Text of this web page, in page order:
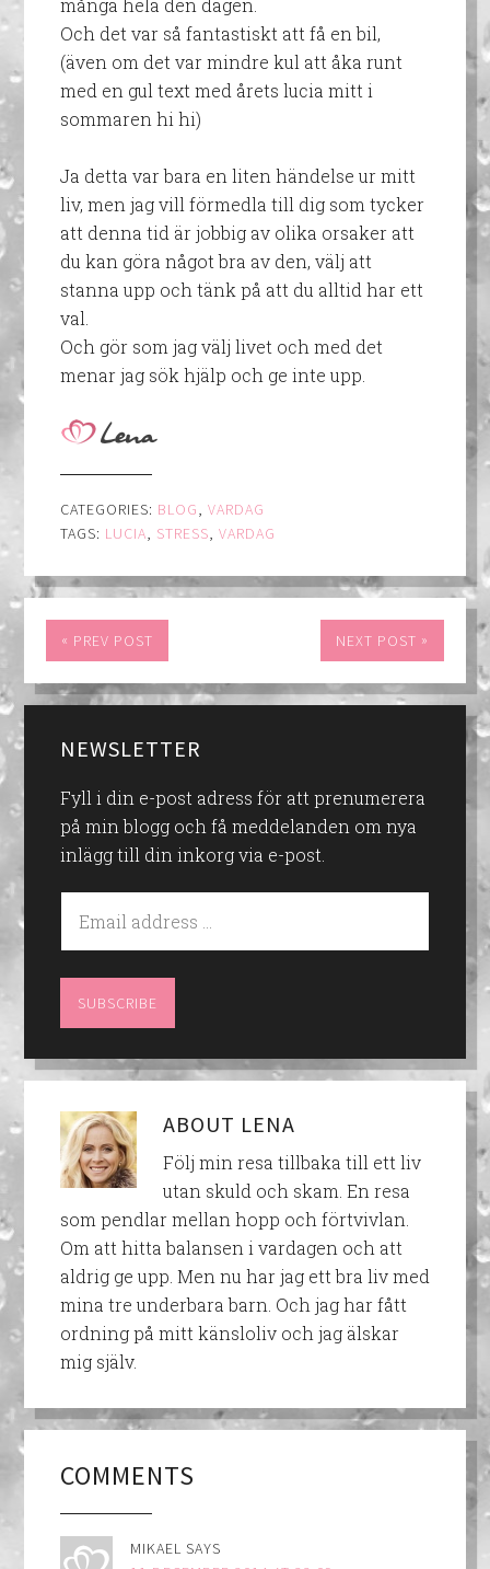
Och det var så fantastiskt att få en bil,
(även om det var mindre kul att åka runt
med en gul text med årets lucia mitt i
sommaren hi hi)
Ja detta var bara en liten händelse ur mitt
liv, men jag vill förmedla till dig som tycker
att denna tid är jobbig av olika orsaker att
du kan göra något bra av den, välj att
stanna upp och tänk på att du alltid har ett
val.
Och gör som jag välj livet och med det
menar jag sök hjälp och ge inte upp.
CATEGORIES: BLOG
VARDAG
TAGS: LUCIA STRESS VARDAG
« PREV POST NEXT POST »
NEWSLETTER
Fyll i din e-post adress för att prenumerera
på min blogg och få meddelanden om nya
inlägg till din inkorg via e-post.
ABOUT LENA
Följ min resa tillbaka till ett liv
utan skuld och skam. En resa
som pendlar mellan hopp och förtvivlan.
Om att hitta balansen i vardagen och att
aldrig ge upp. Men nu har jag ett bra liv med
mina tre underbara barn. Och jag har fått
ordning på mitt känsloliv och jag älskar
mig själv.
COMMENTS
MIKAEL SAYS